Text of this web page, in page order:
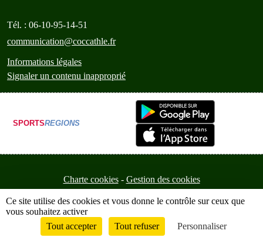
Tél. : 06-10-95-14-51
communication@coccathle.fr
Informations légales
Signaler un contenu inapproprié
SPORTSREGIONS
Charte cookies Gestion des cookies
Envie de participer ? Connexion
Ce site utilise des cookies et vous donne le contrôle sur ceux que
vous souhaitez activer
Tout accepter
Tout refuser Personnaliser